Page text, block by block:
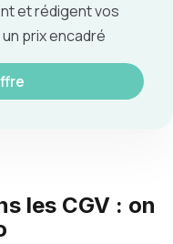
et rédigent vos
prix encadré
les CGV : on